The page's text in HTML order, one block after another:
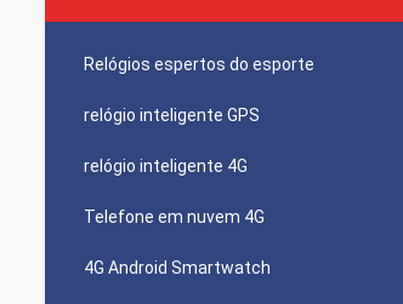
Relógios espertos do esporte
relógio inteligente GPS
relógio inteligente 4G
Telefone em nuvem 4G
4G Android Smartwatch